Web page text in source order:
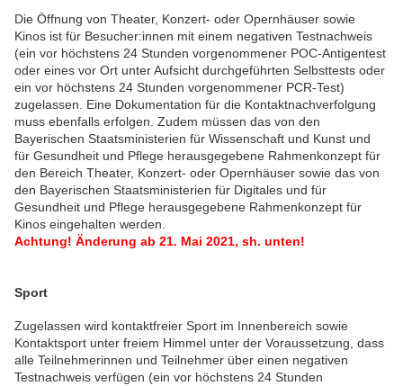
Die Öffnung von Theater, Konzert- oder Opernhäuser sowie
Kinos ist für Besucher:innen mit einem negativen Testnachweis
(ein vor höchstens 24 Stunden vorgenommener POC-Antigentest
oder eines vor Ort unter Aufsicht durchgeführten Selbsttests oder
ein vor höchstens 24 Stunden vorgenommener PCR-Test)
zugelassen. Eine Dokumentation für die Kontaktnachverfolgung
muss ebenfalls erfolgen. Zudem müssen das von den
Bayerischen Staatsministerien für Wissenschaft und Kunst und
für Gesundheit und Pflege herausgegebene Rahmenkonzept für
den Bereich Theater, Konzert- oder Opernhäuser sowie das von
den Bayerischen Staatsministerien für Digitales und für
Gesundheit und Pflege herausgegebene Rahmenkonzept für
Kinos eingehalten werden.
Achtung! Änderung ab 21. Mai 2021, sh. unten!
Sport
Zugelassen wird kontaktfreier Sport im Innenbereich sowie
Kontaktsport unter freiem Himmel unter der Voraussetzung, dass
alle Teilnehmerinnen und Teilnehmer über einen negativen
Testnachweis verfügen (ein vor höchstens 24 Stunden